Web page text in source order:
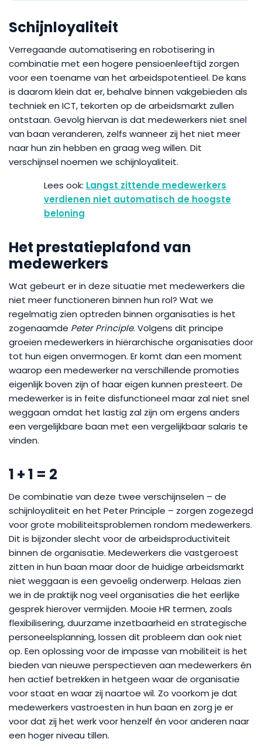
Schijnloyaliteit
Verregaande automatisering en robotisering in
combina­­tie met een hogere pensioenleeftijd zorgen
voor een toename van het arbeidspotentieel. De kans
is daarom klein dat er, behalve binnen vakgebieden als
techniek en ICT, tekorten op de arbeidsmarkt zullen
ontstaan. Gevolg hiervan is dat medewerkers niet snel
van baan veranderen, zelfs wanneer zij het niet meer
naar hun zin hebben en graag weg willen. Dit
verschijnsel noemen we schijnloyaliteit.
Langst zittende medewerkers
verdienen niet automatisch de hoogste
beloning
Het prestatieplafond van
medewerkers
Wat gebeurt er in deze situatie met medewerkers die
niet meer functioneren binnen hun rol? Wat we
regelmatig zien optreden binnen organisaties is het
zogenaamde Peter Principle. Volgens dit principe
groeien medewerkers in hiërarchische organisaties door
tot hun eigen onvermogen. Er komt dan een moment
waarop een medewerker na verschillende promoties
eigenlijk boven zijn of haar eigen kunnen presteert. De
medewerker is in feite disfunctioneel maar zal niet snel
weggaan omdat het lastig zal zijn om ergens anders
een vergelijkbare baan met een vergelijkbaar salaris te
vinden.
1 + 1 = 2
De combinatie van deze twee verschijnselen – de
schijnloyaliteit en het Peter Principle – zorgen zogezegd
voor grote mobiliteitsproblemen rondom medewerkers.
Dit is bijzonder slecht voor de arbeidsproductiviteit
binnen de organisatie. Medewerkers die vastgeroest
zitten in hun baan maar door de huidige arbeidsmarkt
niet weggaan is een gevoelig onderwerp. Helaas zien
we in de praktijk nog veel organisaties die het eerlijke
gesprek hierover vermijden. Mooie HR termen, zoals
flexibilisering, duurzame inzetbaarheid en strategische
personeelsplanning, lossen dit probleem dan ook niet
op. Een oplossing voor de impasse van mobiliteit is het
bieden van nieuwe perspectieven aan medewerkers én
hen actief betrekken in hetgeen waar de organisatie
voor staat en waar zij naartoe wil. Zo voorkom je dat
medewerkers vastroesten in hun baan en zorg je er
voor dat zij het werk voor henzelf én voor anderen naar
een hoger niveau tillen.